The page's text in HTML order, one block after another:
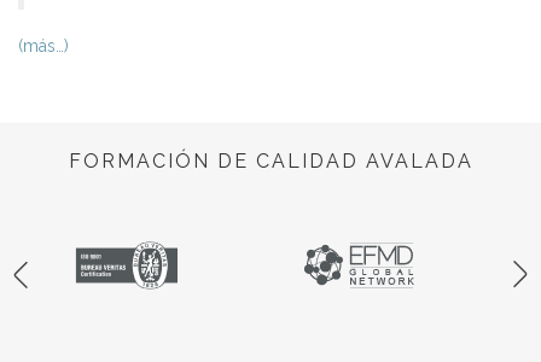
(más…)
FORMACIÓN DE CALIDAD AVALADA